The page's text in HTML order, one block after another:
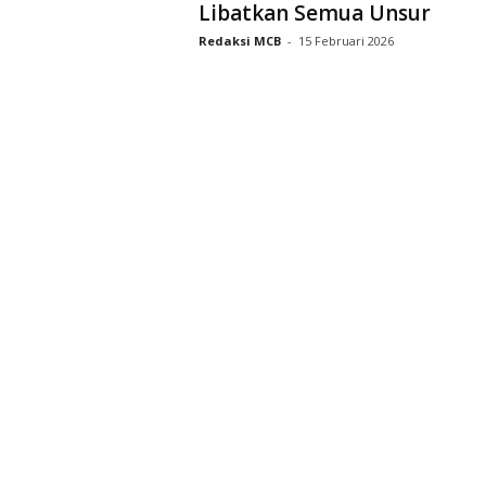
Libatkan Semua Unsur
Redaksi MCB - 15 Februari 2026